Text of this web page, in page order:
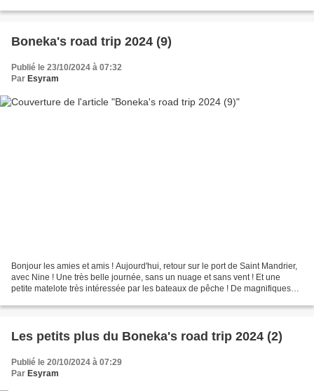
Boneka's road trip 2024 (9)
Publié le 23/10/2024 à 07:32
Par Esyram
Bonjour les amies et amis ! Aujourd'hui, retour sur le port de Saint Mandrier,
avec Nine ! Une très belle journée, sans un nuage et sans vent ! Et une
petite matelote très intéressée par les bateaux de pêche ! De magnifiques
Les petits plus du Boneka's road trip 2024 (2)
Publié le 20/10/2024 à 07:29
Par Esyram